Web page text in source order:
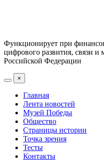
Функционирует при
цифрового развития, связи
Российской Федерации
×
Главная
Лента новостей
Музей Победы
Общество
Страницы истории
Точка зрения
Тесты
Контакты